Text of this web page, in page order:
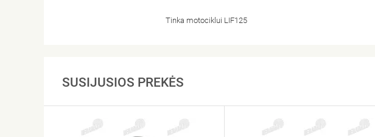
Tinka motociklui LIF125
SUSIJUSIOS PREKĖS